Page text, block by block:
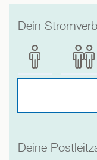
Dein
Deine
1
Person
2